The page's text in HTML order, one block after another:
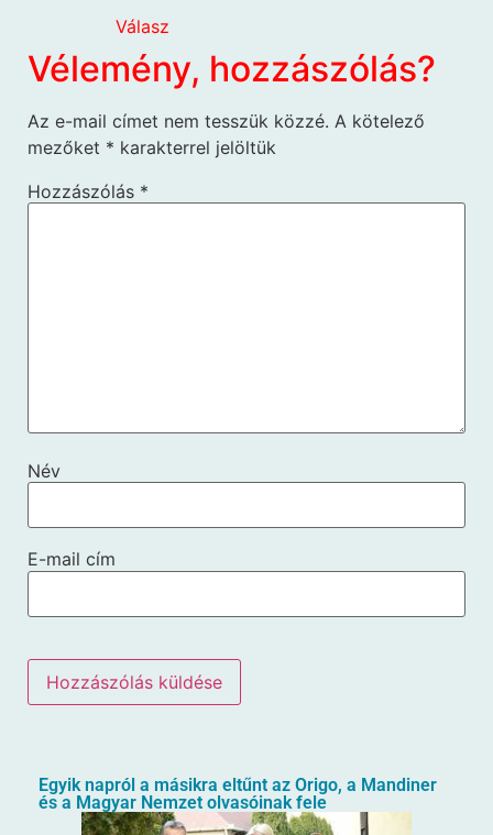
Válasz
Vélemény, hozzászólás?
Az e-mail címet nem tesszük közzé. A kötelező
mezőket * karakterrel jelöltük
Hozzászólás *
Név
E-mail cím
Egyik napról a másikra eltűnt az Origo, a Mandiner
és a Magyar Nemzet olvasóinak fele